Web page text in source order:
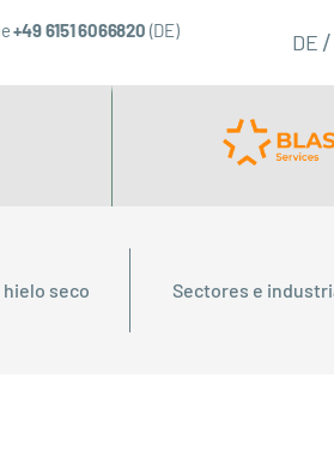
+49 6151 6066820 (DE) DE
hielo seco Sectores e